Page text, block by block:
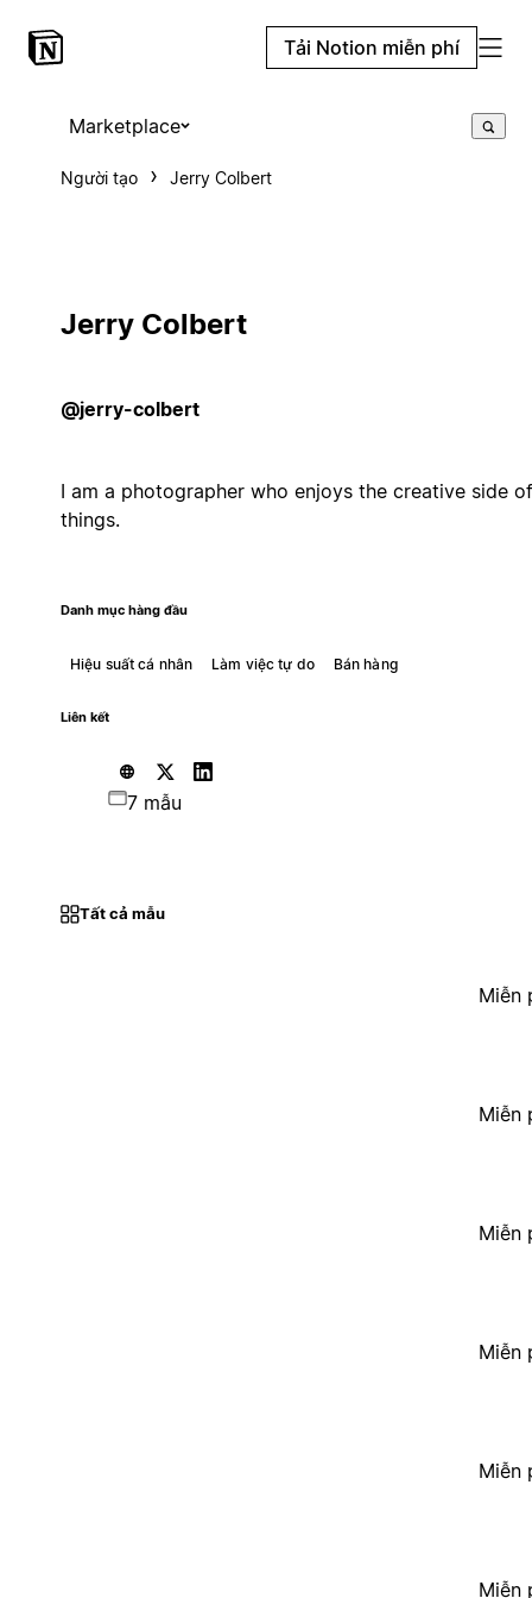
Tải Notion miễn phí
Marketplace
Người tạo Jerry Colbert
Jerry Colbert
@jerry-colbert
I am a photographer who enjoys the creative side of
things.
Danh mục hàng đầu
Hiệu suất cá nhân Làm việc tự do Bán hàng
Liên kết
7 mẫu
Tất cả mẫu
Miễn
Miễn
Miễn
Miễn
Miễn
Miễn